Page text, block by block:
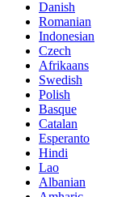
Danish
Romanian
Indonesian
Czech
Afrikaans
Swedish
Polish
Basque
Catalan
Esperanto
Hindi
Lao
Albanian